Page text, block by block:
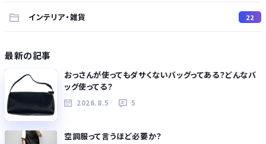
インテリア・雑貨 22
最新の記事
おっさんが使ってもダサくないバッグってある？どんなバ
ッグ使ってる？
2026.8.5 5
空調服って言うほど必要か？